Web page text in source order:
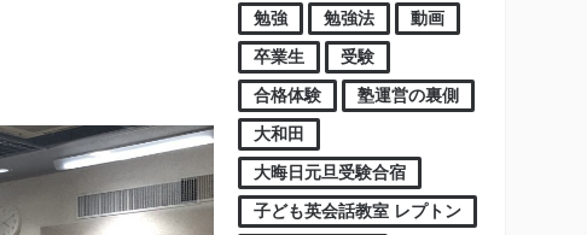
勉強
勉強法
動画
卒業生
受験
合格体験
塾運営の裏側
大和田
大晦日元旦受験合宿
子ども英会話教室 レプトン